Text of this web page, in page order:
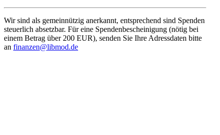
Wir sind als gemein­nützig anerkannt, entspre­chend sind Spenden
steuerlich absetzbar. Für eine Spenden­be­schei­nigung (nötig bei
einem Betrag über 200 EUR), senden Sie Ihre Adress­daten bitte
an finanzen@libmod.de